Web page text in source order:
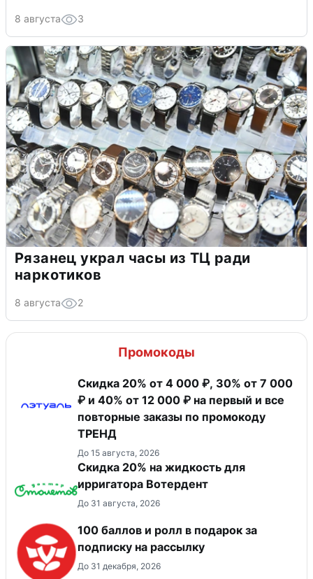
8 августа 3
Рязанец украл часы из ТЦ ради
наркотиков
8 августа 2
Промокоды
Скидка 20% от 4 000 ₽, 30% от 7 000
₽ и 40% от 12 000 ₽ на первый и все
повторные заказы по промокоду
ТРЕНД
До 15 августа, 2026
Скидка 20% на жидкость для
ирригатора Вотердент
До 31 августа, 2026
100 баллов и ролл в подарок за
подписку на рассылку
До 31 декабря, 2026